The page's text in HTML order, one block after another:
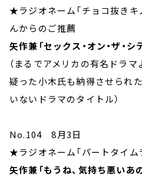
★ラジオネーム「チョコ抜きキ
んからのご推薦
矢作兼「セックス・オン・ザ・シ
（まるでアメリカの有名ドラ
疑った小木氏も納得させられ
いないドラマのタイトル）
No.104 8月3日
★ラジオネーム「パートタイム
矢作兼「もうね、気持ち悪い